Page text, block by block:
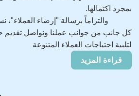
بمجرد اكتمالها.
والتزاماً برسالة "إرضاء العملاء"،
كل جانب من جوانب عملنا ونواصل
لتلبية احتياجات العملاء المتنوعة
قراءة المزيد